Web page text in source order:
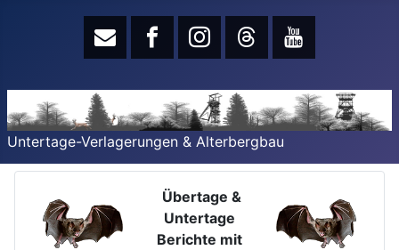
Untertage-Verlagerungen & Alterbergbau
Übertage &
Untertage
Berichte mit